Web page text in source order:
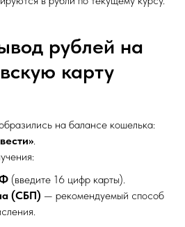
рублей на
карту
на балансе кошелька:
.
(введите 16 цифр карты).
(СБП) — рекомендуемый способ